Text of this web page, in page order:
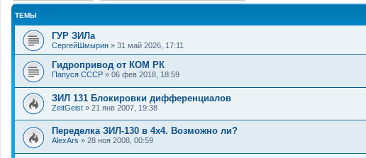
ТЕМЫ
ГУР ЗИЛа
СергейШмырин » 31 май 2026, 17:11
Гидропривод от КОМ РК
Папуся СССР » 06 фев 2018, 18:59
ЗИЛ 131 Блокировки дифференциалов
ZeitGeist » 21 янв 2007, 19:38
Переделка ЗИЛ-130 в 4х4. Возможно ли?
AlexArs » 28 ноя 2008, 00:59